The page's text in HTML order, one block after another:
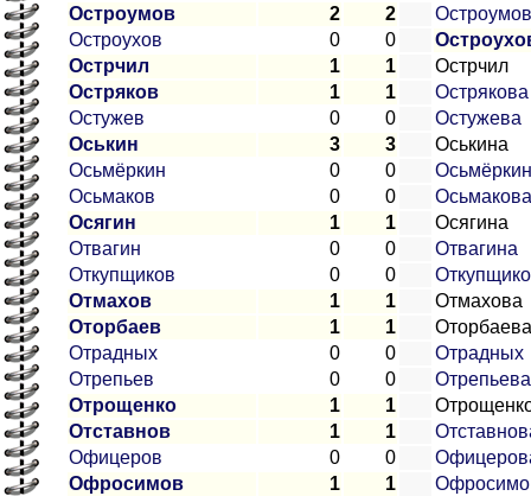
Остроумов
2 2
Остроухов
0 0
Острчил
1 1
Острчил
Остряков
1 1
Острякова
Остужев
0 0
Остужева
Оськин
3 3
Оськина
Осьмёркин
0 0
Осьмаков
0 0
Осьмакова
Осягин
1 1
Осягина
Отвагин
0 0
Отвагина
Откупщиков
0 0
Отмахов
1 1
Отмахова
Оторбаев
1 1
Оторбаева
Отрадных
0 0
Отрадных
Отрепьев
0 0
Отрепьева
Отрощенко
1 1
Отставнов
1 1
Офицеров
0 0
Офросимов
1 1